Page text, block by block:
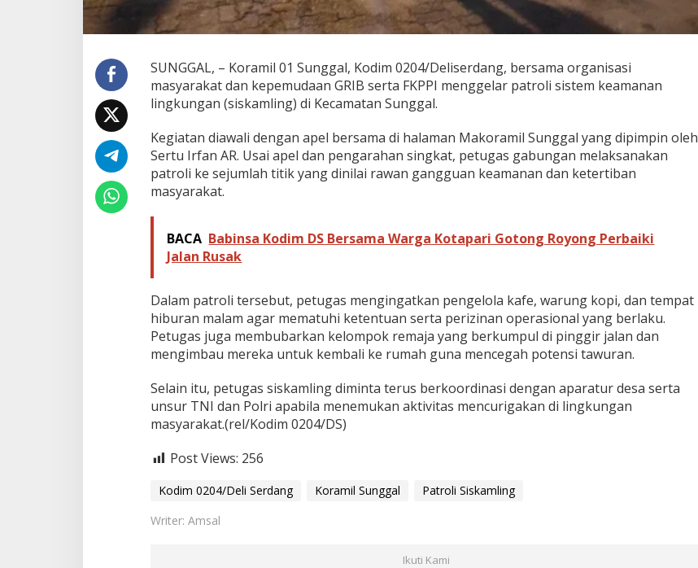
l
i
s
k
a
m
n
g
SUNGGAL, – Koramil 01 Sunggal, Kodim 0204/Deliserdang, bersama organisasi
masyarakat dan kepemudaan GRIB serta FKPPI menggelar patroli sistem keamanan
lingkungan (siskamling) di Kecamatan Sunggal.
Kegiatan diawali dengan apel bersama di halaman Makoramil Sunggal yang dipimpin oleh
Sertu Irfan AR. Usai apel dan pengarahan singkat, petugas gabungan melaksanakan
patroli ke sejumlah titik yang dinilai rawan gangguan keamanan dan ketertiban
masyarakat.
BACA Babinsa Kodim DS Bersama Warga Kotapari Gotong Royong Perbaiki
Jalan Rusak
Dalam patroli tersebut, petugas mengingatkan pengelola kafe, warung kopi, dan tempat
hiburan malam agar mematuhi ketentuan serta perizinan operasional yang berlaku.
Petugas juga membubarkan kelompok remaja yang berkumpul di pinggir jalan dan
mengimbau mereka untuk kembali ke rumah guna mencegah potensi tawuran.
Selain itu, petugas siskamling diminta terus berkoordinasi dengan aparatur desa serta
unsur TNI dan Polri apabila menemukan aktivitas mencurigakan di lingkungan
masyarakat.(rel/Kodim 0204/DS)
Post Views: 256
Kodim 0204/Deli Serdang Koramil Sunggal
Patroli Siskamling
Writer: Amsal
Ikuti Kami